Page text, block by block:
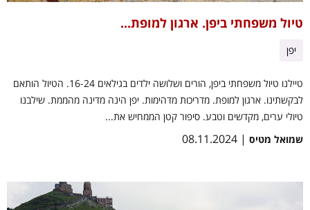
טיול משפחתי ביפן. ארגון למופת...
יפן
טיילנו טיול משפחתי ביפן, הורים ושלושה ילדים בגילאים 16-24. הטיול הותאם
לבקשתינו. ארגון למופת. מדריכות מדהימות. יפן הינה מדינה מהממת. שילבנו
טיולי ערים, מקדשים וטבע. סיפור קטן הממחיש את...
שמואל מטיס | 08.11.2024